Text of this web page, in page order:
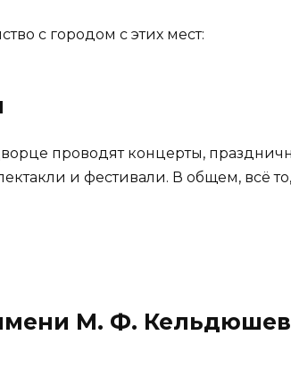
с городом с этих мест:
проводят концерты,
и фестивали. В общем, всё
М. Ф.